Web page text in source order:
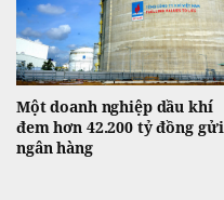
Một doanh nghiệp dầu khí
đem hơn 42.200 tỷ đồng gửi
ngân hàng